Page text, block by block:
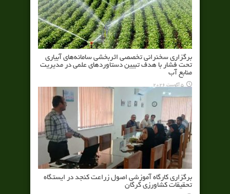
برگزاری سخنرانی تخصصی اثربخشی سامانه‌های آبیاری
تحت فشار با هدف تبیین دستاوردهای علمی در مدیریت
منابع آب
5 آگوست 2026
برگزاری کارگاه آموزشی اصول زراعت کنجد در ایستگاه
تحقیقات کشاورزی گرگان